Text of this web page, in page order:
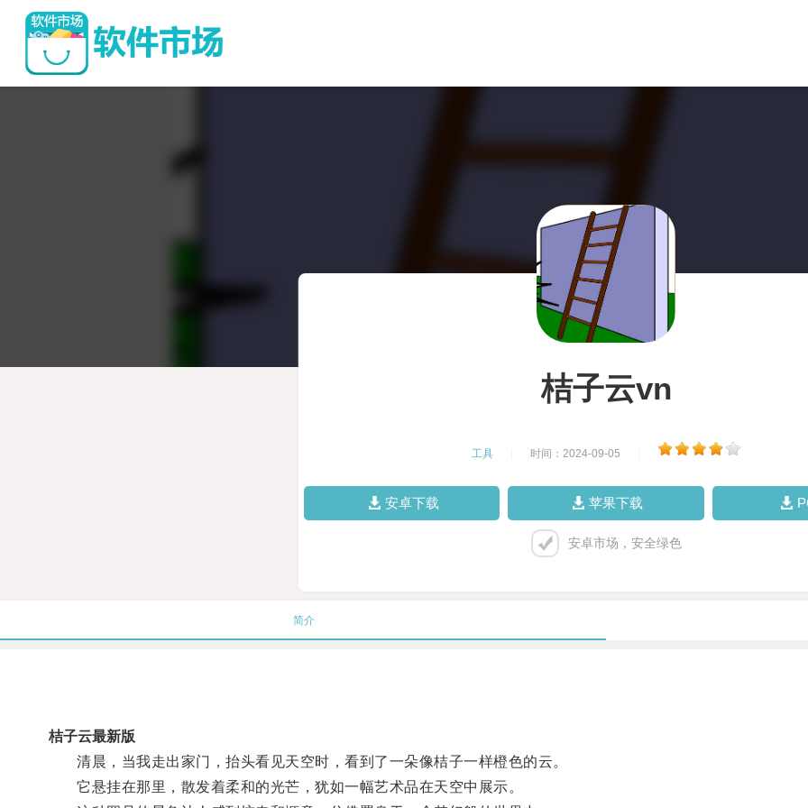
桔子云vn
工具 时间：2024-09-05
安卓下载 苹果下载
安卓市场，安全绿色
简介
桔子云最新版
清晨，当我走出家门，抬头看见天空时，看到了一朵像桔子一样橙色的云。
它悬挂在那里，散发着柔和的光芒，犹如一幅艺术品在天空中展示。